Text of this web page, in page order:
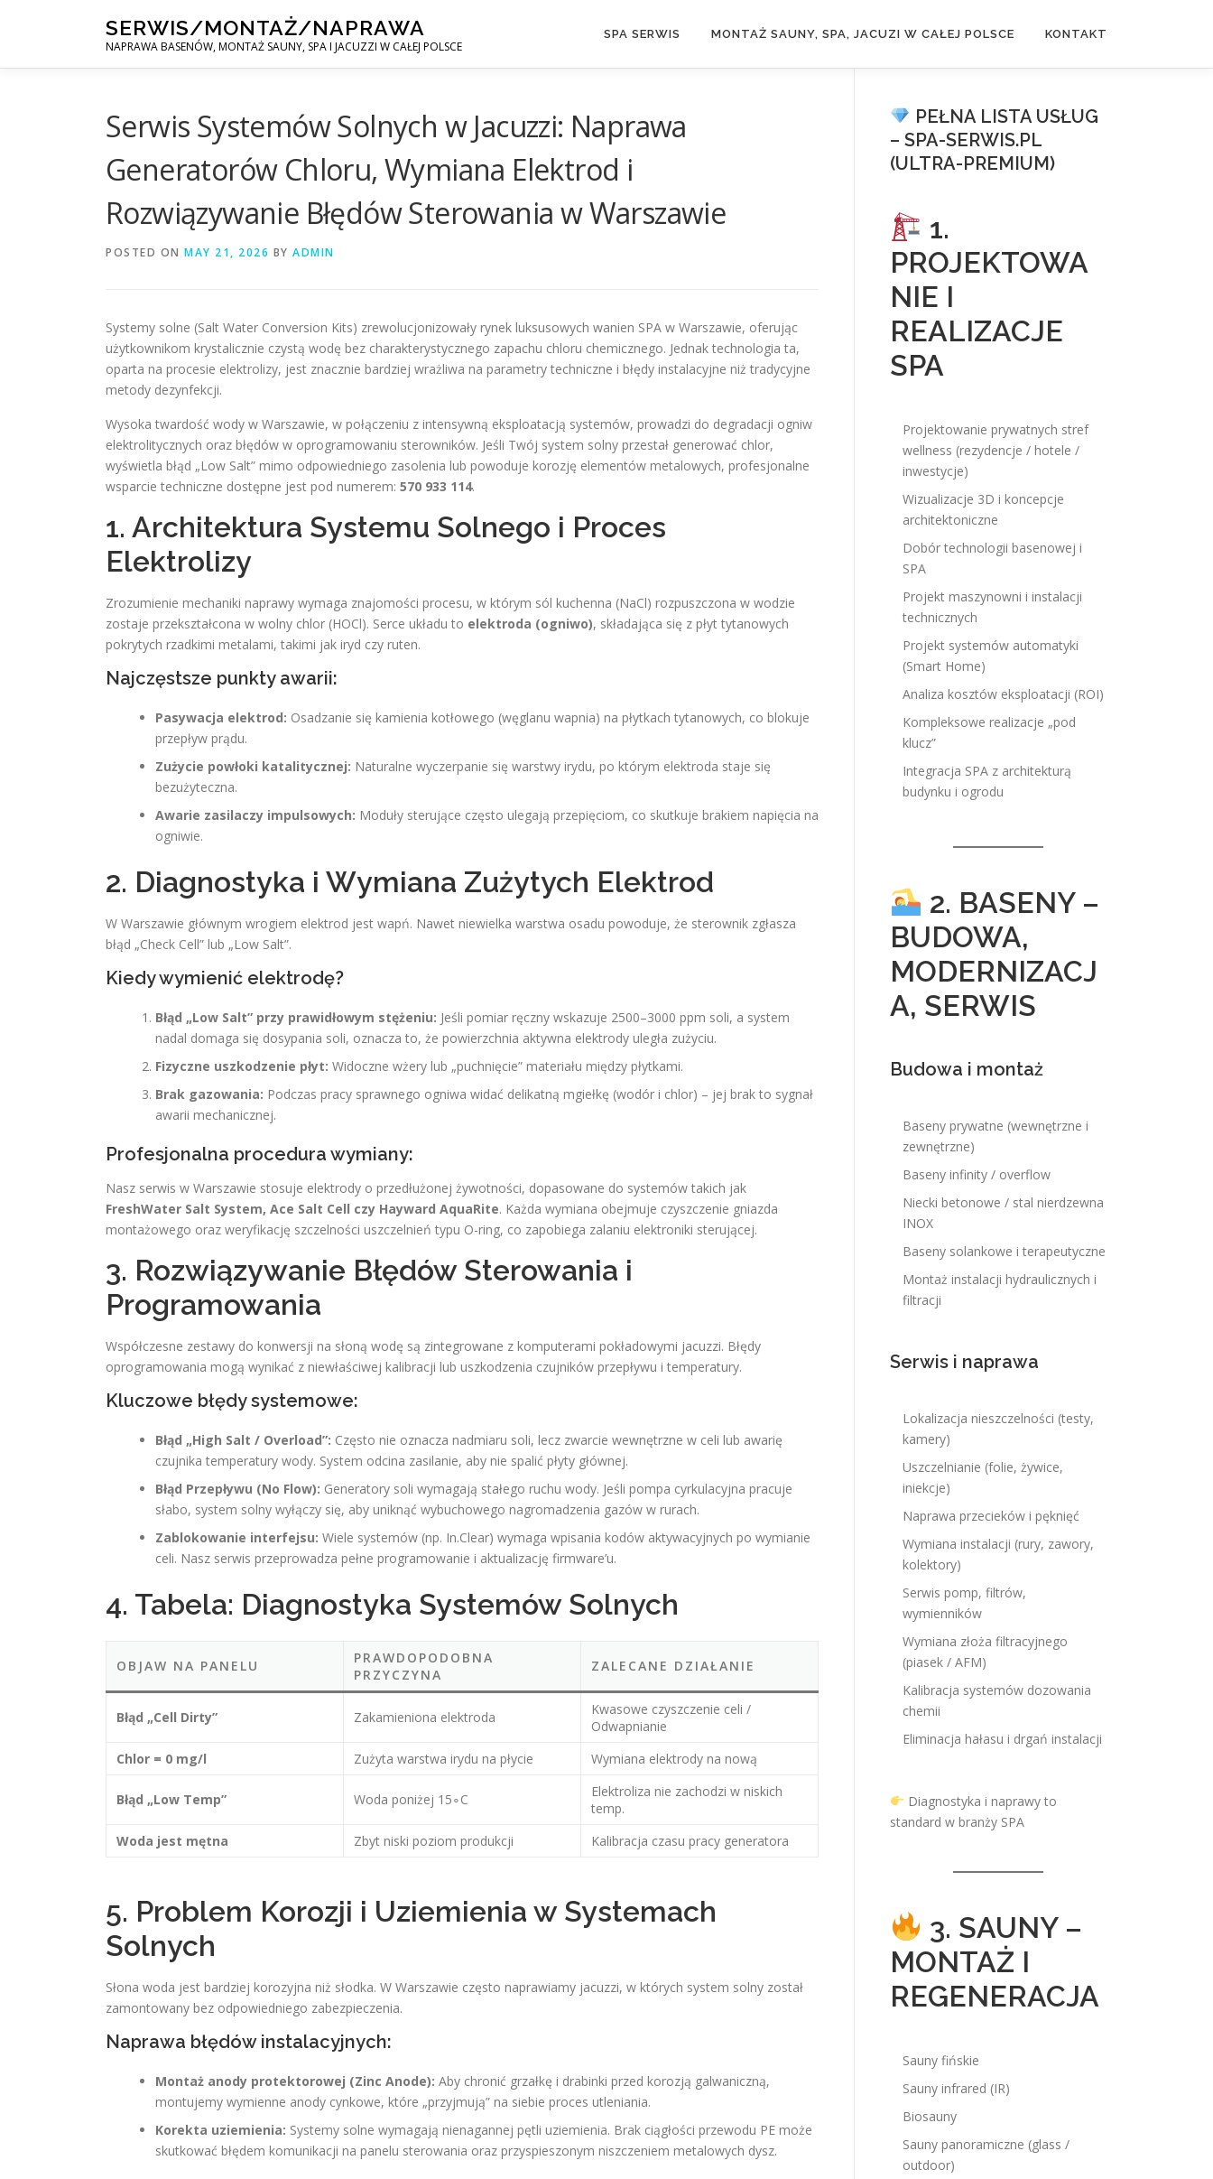
SERWIS/MONTAŻ/NAPRAWA
NAPRAWA BASENÓW, MONTAŻ SAUNY, SPA I JACUZZI W CAŁEJ POLSCE
SPA SERWIS MONTAŻ SAUNY, SPA, JACUZI W CAŁEJ POLSCE KONTAKT
Serwis Systemów Solnych w Jacuzzi: Naprawa
Generatorów Chloru, Wymiana Elektrod i
Rozwiązywanie Błędów Sterowania w Warszawie
POSTED ON MAY 21, 2026 BY ADMIN
Systemy solne (Salt Water Conversion Kits) zrewolucjonizowały rynek luksusowych wanien SPA w Warszawie, oferując
użytkownikom krystalicznie czystą wodę bez charakterystycznego zapachu chloru chemicznego. Jednak technologia ta,
oparta na procesie elektrolizy, jest znacznie bardziej wrażliwa na parametry techniczne i błędy instalacyjne niż tradycyjne
metody dezynfekcji.
Wysoka twardość wody w Warszawie, w połączeniu z intensywną eksploatacją systemów, prowadzi do degradacji ogniw
elektrolitycznych oraz błędów w oprogramowaniu sterowników. Jeśli Twój system solny przestał generować chlor,
wyświetla błąd „Low Salt” mimo odpowiedniego zasolenia lub powoduje korozję elementów metalowych, profesjonalne
wsparcie techniczne dostępne jest pod numerem: 570 933 114.
1. Architektura Systemu Solnego i Proces
Elektrolizy
Zrozumienie mechaniki naprawy wymaga znajomości procesu, w którym sól kuchenna (NaCl) rozpuszczona w wodzie
zostaje przekształcona w wolny chlor (HOCl). Serce układu to elektroda (ogniwo), składająca się z płyt tytanowych
pokrytych rzadkimi metalami, takimi jak iryd czy ruten.
Najczęstsze punkty awarii:
Pasywacja elektrod: Osadzanie się kamienia kotłowego (węglanu wapnia) na płytkach tytanowych, co blokuje
przepływ prądu.
Zużycie powłoki katalitycznej: Naturalne wyczerpanie się warstwy irydu, po którym elektroda staje się
bezużyteczna.
Awarie zasilaczy impulsowych: Moduły sterujące często ulegają przepięciom, co skutkuje brakiem napięcia na
ogniwie.
2. Diagnostyka i Wymiana Zużytych Elektrod
W Warszawie głównym wrogiem elektrod jest wapń. Nawet niewielka warstwa osadu powoduje, że sterownik zgłasza
błąd „Check Cell” lub „Low Salt”.
Kiedy wymienić elektrodę?
Błąd „Low Salt” przy prawidłowym stężeniu: Jeśli pomiar ręczny wskazuje 2500–3000 ppm soli, a system
nadal domaga się dosypania soli, oznacza to, że powierzchnia aktywna elektrody uległa zużyciu.
Fizyczne uszkodzenie płyt: Widoczne wżery lub „puchnięcie” materiału między płytkami.
Brak gazowania: Podczas pracy sprawnego ogniwa widać delikatną mgiełkę (wodór i chlor) – jej brak to sygnał
awarii mechanicznej.
Profesjonalna procedura wymiany:
Nasz serwis w Warszawie stosuje elektrody o przedłużonej żywotności, dopasowane do systemów takich jak
FreshWater Salt System, Ace Salt Cell czy Hayward AquaRite. Każda wymiana obejmuje czyszczenie gniazda
montażowego oraz weryfikację szczelności uszczelnień typu O-ring, co zapobiega zalaniu elektroniki sterującej.
3. Rozwiązywanie Błędów Sterowania i
Programowania
Współczesne zestawy do konwersji na słoną wodę są zintegrowane z komputerami pokładowymi jacuzzi. Błędy
oprogramowania mogą wynikać z niewłaściwej kalibracji lub uszkodzenia czujników przepływu i temperatury.
Kluczowe błędy systemowe:
Błąd „High Salt / Overload”: Często nie oznacza nadmiaru soli, lecz zwarcie wewnętrzne w celi lub awarię
czujnika temperatury wody. System odcina zasilanie, aby nie spalić płyty głównej.
Błąd Przepływu (No Flow): Generatory soli wymagają stałego ruchu wody. Jeśli pompa cyrkulacyjna pracuje
słabo, system solny wyłączy się, aby uniknąć wybuchowego nagromadzenia gazów w rurach.
Zablokowanie interfejsu: Wiele systemów (np. In.Clear) wymaga wpisania kodów aktywacyjnych po wymianie
celi. Nasz serwis przeprowadza pełne programowanie i aktualizację firmware’u.
4. Tabela: Diagnostyka Systemów Solnych
OBJAW NA PANELU
PRAWDOPODOBNA
PRZYCZYNA
ZALECANE DZIAŁANIE
Błąd „Cell Dirty” Zakamieniona elektroda
Kwasowe czyszczenie celi /
Odwapnianie
Chlor = 0 mg/l
Zużyta warstwa irydu na płycie Wymiana elektrody na nową
Błąd „Low Temp” Woda poniżej 15∘C
Elektroliza nie zachodzi w niskich
temp.
Woda jest mętna
Zbyt niski poziom produkcji Kalibracja czasu pracy generatora
5. Problem Korozji i Uziemienia w Systemach
Solnych
Słona woda jest bardziej korozyjna niż słodka. W Warszawie często naprawiamy jacuzzi, w których system solny został
zamontowany bez odpowiedniego zabezpieczenia.
Naprawa błędów instalacyjnych:
Montaż anody protektorowej (Zinc Anode): Aby chronić grzałkę i drabinki przed korozją galwaniczną,
montujemy wymienne anody cynkowe, które „przyjmują” na siebie proces utleniania.
Korekta uziemienia: Systemy solne wymagają nienagannej pętli uziemienia. Brak ciągłości przewodu PE może
skutkować błędem komunikacji na panelu sterowania oraz przyspieszonym niszczeniem metalowych dysz.
PEŁNA LISTA USŁUG
– SPA-SERWIS.PL
(ULTRA-PREMIUM)
1.
PROJEKTOWA
NIE I
REALIZACJE
SPA
Projektowanie prywatnych stref
wellness (rezydencje / hotele /
inwestycje)
Wizualizacje 3D i koncepcje
architektoniczne
Dobór technologii basenowej i
SPA
Projekt maszynowni i instalacji
technicznych
Projekt systemów automatyki
(Smart Home)
Analiza kosztów eksploatacji (ROI)
Kompleksowe realizacje „pod
klucz”
Integracja SPA z architekturą
budynku i ogrodu
2. BASENY –
BUDOWA,
MODERNIZACJ
A, SERWIS
Budowa i montaż
Baseny prywatne (wewnętrzne i
zewnętrzne)
Baseny infinity / overflow
Niecki betonowe / stal nierdzewna
INOX
Baseny solankowe i terapeutyczne
Montaż instalacji hydraulicznych i
filtracji
Serwis i naprawa
Lokalizacja nieszczelności (testy,
kamery)
Uszczelnianie (folie, żywice,
iniekcje)
Naprawa przecieków i pęknięć
Wymiana instalacji (rury, zawory,
kolektory)
Serwis pomp, filtrów,
wymienników
Wymiana złoża filtracyjnego
(piasek / AFM)
Kalibracja systemów dozowania
chemii
Eliminacja hałasu i drgań instalacji
Diagnostyka i naprawy to
standard w branży SPA
3. SAUNY –
MONTAŻ I
REGENERACJA
Sauny fińskie
Sauny infrared (IR)
Biosauny
Sauny panoramiczne (glass /
outdoor)